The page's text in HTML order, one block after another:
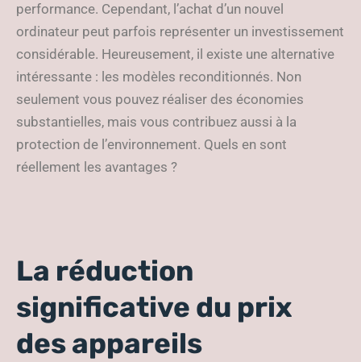
performance. Cependant, l’achat d’un nouvel
ordinateur peut parfois représenter un investissement
considérable. Heureusement, il existe une alternative
intéressante : les modèles reconditionnés. Non
seulement vous pouvez réaliser des économies
substantielles, mais vous contribuez aussi à la
protection de l’environnement. Quels en sont
réellement les avantages ?
La réduction
significative du prix
des appareils